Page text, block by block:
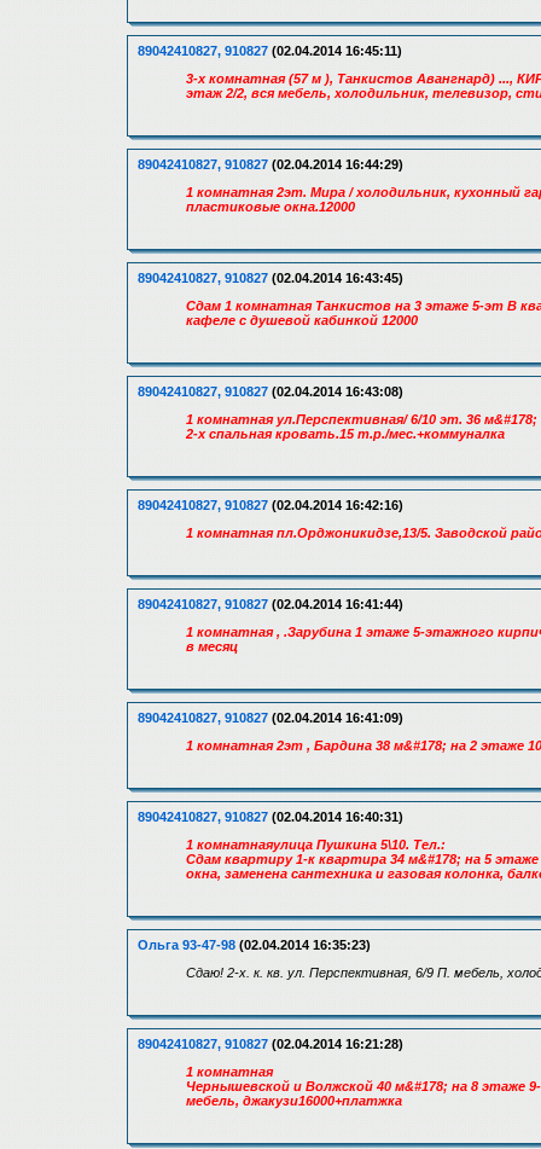
89042410827, 910827 (02.04.2014 16:45:11)
3-х комнатная (57 м ), Танкистов Авангнард) ...,
этаж 2/2, вся мебель, холодильник, телевизор,
89042410827, 910827 (02.04.2014 16:44:29)
1 комнатная 2эт. Мира / холодильник, кухонный
пластиковые окна.12000
89042410827, 910827 (02.04.2014 16:43:45)
Сдам 1 комнатная Танкистов на 3 этаже 5-эт В
кафеле с душевой кабинкой 12000
89042410827, 910827 (02.04.2014 16:43:08)
1 комнатная ул.Перспективная/ 6/10 эт. 36
2-х спальная кровать.15 т.р./мес.+коммуналка
89042410827, 910827 (02.04.2014 16:42:16)
1 комнатная пл.Орджоникидзе,13/5. Заводской
89042410827, 910827 (02.04.2014 16:41:44)
1 комнатная , .Зарубина 1 этаже 5-этажного
в месяц
89042410827, 910827 (02.04.2014 16:41:09)
1 комнатная 2эт , Бардина 38 м&#178; на 2 этаже
89042410827, 910827 (02.04.2014 16:40:31)
1 комнатнаяулица Пушкина 5\10. Тел.:
Сдам квартиру 1-к квартира 34 м&#178; на 5
окна, заменена сантехника и газовая колонка,
Ольга 93-47-98 (02.04.2014 16:35:23)
Сдаю! 2-х. к. кв. ул. Перспективная, 6/9 П. мебель,
89042410827, 910827 (02.04.2014 16:21:28)
1 комнатная
Чернышевской и Волжской 40 м&#178; на 8 этаже
мебель, джакузи16000+платжка